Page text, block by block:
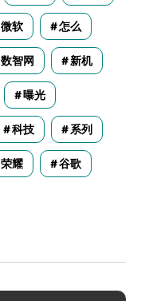
微软 怎么
数智网 新机
曝光
科技 系列
荣耀 谷歌